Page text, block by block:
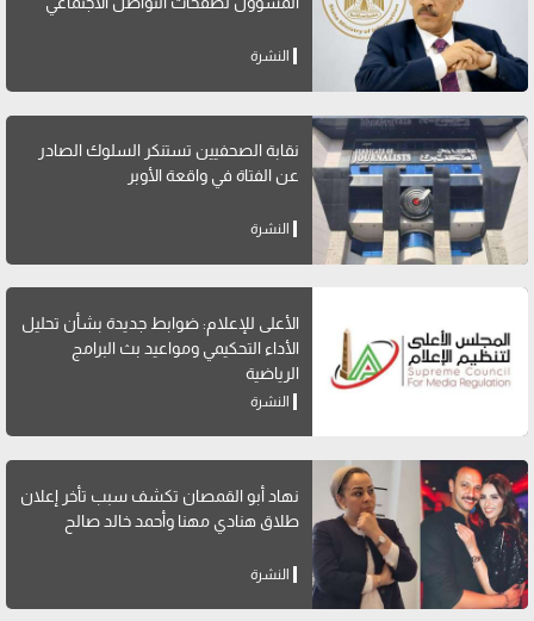
النشرة
نقابة الصحفيين تستنكر السلوك الصادر
عن الفتاة في واقعة الأوبر
النشرة
الأعلى للإعلام: ضوابط جديدة بشأن تحليل
الأداء التحكيمي ومواعيد بث البرامج
الرياضية
النشرة
نهاد أبو القمصان تكشف سبب تأخر إعلان
طلاق هنادي مهنا وأحمد خالد صالح
النشرة